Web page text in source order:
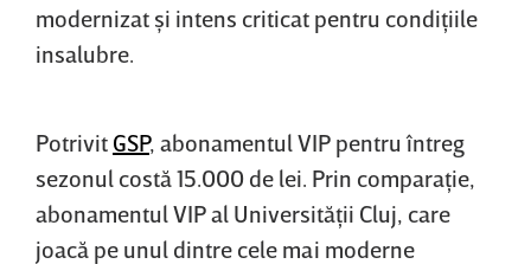
modernizat şi intens criticat pentru condiţiile
insalubre.
Potrivit GSP, abonamentul VIP pentru întreg
sezonul costă 15.000 de lei. Prin comparaţie,
abonamentul VIP al Universităţii Cluj, care
joacă pe unul dintre cele mai moderne